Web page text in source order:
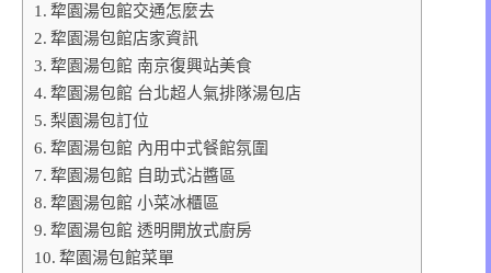
犂園湯包館交通怎麼去
犂園湯包館店家資訊
犂園湯包館 南京復興站美食
犂園湯包館 台北超人氣排隊湯包店
梨園湯包訂位
犂園湯包館 內用中式餐館氛圍
犂園湯包館 自助式沾醬區
犂園湯包館 小菜冰櫃區
犂園湯包館 透明開放式廚房
犂園湯包館菜單